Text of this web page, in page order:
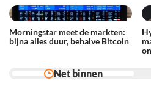
Morningstar meet de markten:
bijna alles duur, behalve Bitcoin
Net binnen